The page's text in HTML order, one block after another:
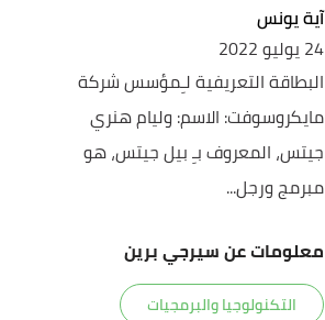
آية يونس
24 يوليو 2022
البطاقة التعريفية لـِمؤسس شركة
مايكروسوفت: الاسم: وليام هنري
جيتس، المعروف بـِ بيل جيتس، هو
مبرمج ورجل...
معلومات عن سيرجي برين
التكنولوجيا والبرمجيات